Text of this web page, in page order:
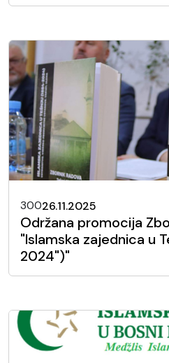
30026.11.2025
Održana promocija
"Islamska zajednica u
2024")"